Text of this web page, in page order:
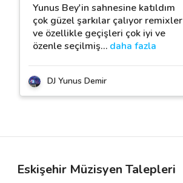
Yunus Bey'in sahnesine katıldım
çok güzel şarkılar çalıyor remixler
ve özellikle geçişleri çok iyi ve
özenle seçilmiş… daha fazla
DJ Yunus Demir
Eskişehir Müzisyen Talepleri